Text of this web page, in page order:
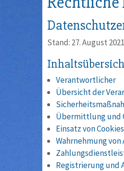
Stand: 27. August 2021
Verantwortlicher
Übersicht der
Übermittlung und
Einsatz von Cookies
Wahrnehmung
Registrierung und